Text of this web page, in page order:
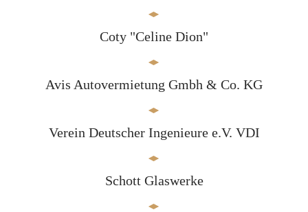
Coty "Celine Dion"
Avis Autovermietung Gmbh & Co. KG
Verein Deutscher Ingenieure e.V. VDI
Schott Glaswerke